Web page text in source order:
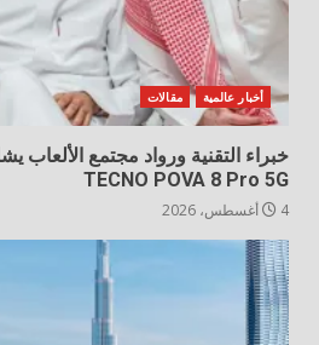
أخبار عالمية مقالات
خبراء التقنية ورواد مجتمع الألعاب
TECNO POVA 8 Pro 5G
4 أغسطس، 2026